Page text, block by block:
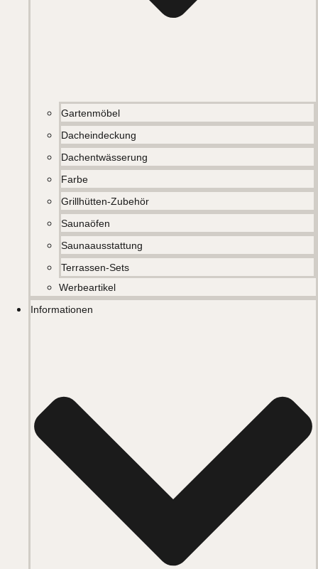
Gartenmöbel
Dacheindeckung
Dachentwässerung
Farbe
Grillhütten-Zubehör
Saunaöfen
Saunaausstattung
Terrassen-Sets
Werbeartikel
Informationen